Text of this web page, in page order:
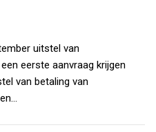
uitstel van
eerste aanvraag krijgen
van betaling van